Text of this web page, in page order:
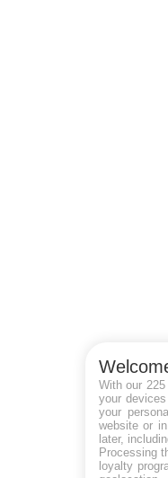
With our 225
your
your
website or
later,
Processing
loyalty